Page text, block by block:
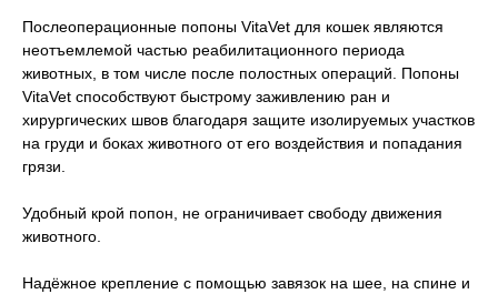
Послеоперационные попоны VitaVet для кошек являются
неотъемлемой частью реабилитационного периода
животных, в том числе после полостных операций. Попоны
VitaVet способствуют быстрому заживлению ран и
хирургических швов благодаря защите изолируемых участков
на груди и боках животного от его воздействия и попадания
грязи.
Удобный крой попон, не ограничивает свободу движения
животного.
Надёжное крепление с помощью завязок на шее, на спине и